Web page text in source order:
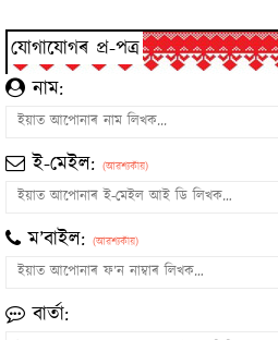
যোগাযোগৰ প্ৰ-পত্ৰ
নাম:
ই-মেইল: (আৱশ্যকীয়)
ম’বাইল: (আৱশ্যকীয়)
বাৰ্তা: